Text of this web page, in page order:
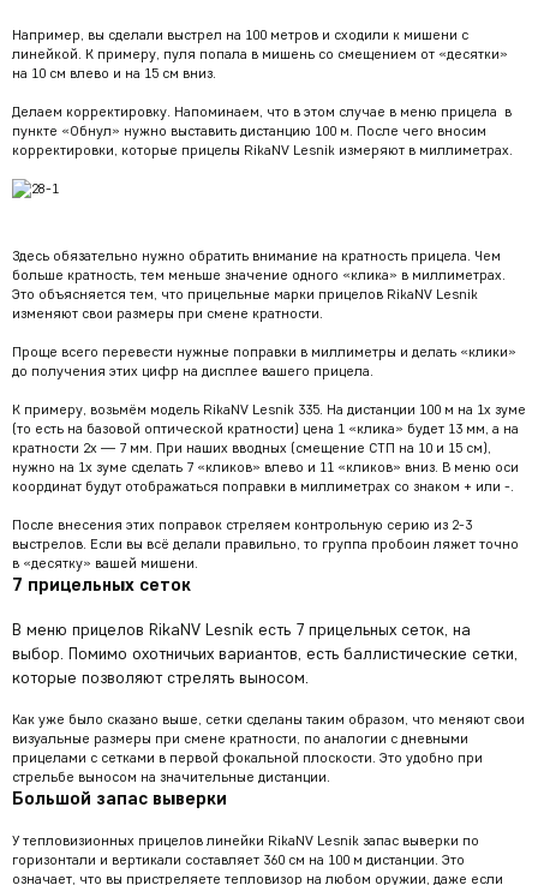
Например, вы сделали выстрел на 100 метров и сходили к мишени с
линейкой. К примеру, пуля попала в мишень со смещением от «десятки»
на 10 см влево и на 15 см вниз.
Делаем корректировку. Напоминаем, что в этом случае в меню прицела в
пункте «Обнул» нужно выставить дистанцию 100 м. После чего вносим
корректировки, которые прицелы RikaNV Lesnik измеряют в миллиметрах.
Здесь обязательно нужно обратить внимание на кратность прицела. Чем
больше кратность, тем меньше значение одного «клика» в миллиметрах.
Это объясняется тем, что прицельные марки прицелов RikaNV Lesnik
изменяют свои размеры при смене кратности.
Проще всего перевести нужные поправки в миллиметры и делать «клики»
до получения этих цифр на дисплее вашего прицела.
К примеру, возьмём модель RikaNV Lesnik 335. На дистанции 100 м на 1х зуме
(то есть на базовой оптической кратности) цена 1 «клика» будет 13 мм, а на
кратности 2х — 7 мм. При наших вводных (смещение СТП на 10 и 15 см),
нужно на 1х зуме сделать 7 «кликов» влево и 11 «кликов» вниз. В меню оси
координат будут отображаться поправки в миллиметрах со знаком + или -.
После внесения этих поправок стреляем контрольную серию из 2-3
выстрелов. Если вы всё делали правильно, то группа пробоин ляжет точно
в «десятку» вашей мишени.
7 прицельных сеток
В меню прицелов RikaNV Lesnik есть 7 прицельных сеток, на
выбор. Помимо охотничьих вариантов, есть баллистические сетки,
которые позволяют стрелять выносом.
Как уже было сказано выше, сетки сделаны таким образом, что меняют свои
визуальные размеры при смене кратности, по аналогии с дневными
прицелами с сетками в первой фокальной плоскости. Это удобно при
стрельбе выносом на значительные дистанции.
Большой запас выверки
У тепловизионных прицелов линейки RikaNV Lesnik запас выверки по
горизонтали и вертикали составляет 360 см на 100 м дистанции. Это
означает, что вы пристреляете тепловизор на любом оружии, даже если